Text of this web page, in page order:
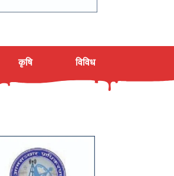
कृषि विविध